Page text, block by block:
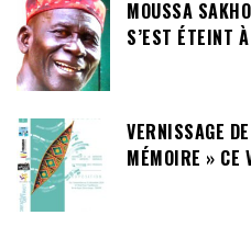
MOUSSA
S’EST ÉTEINT
VERNISSAGE
MÉMOIRE » CE